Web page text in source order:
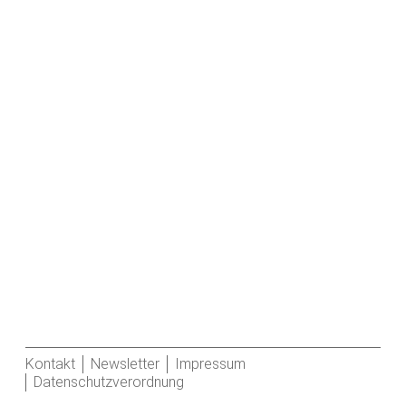
Kontakt Newsletter
Impressum
Datenschutzverordnung